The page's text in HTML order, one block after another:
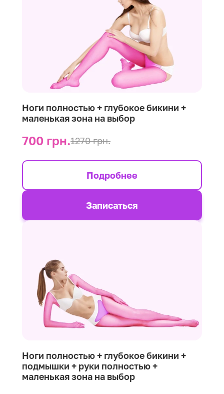
Ноги полностью + глубокое бикини +
маленькая зона на выбор
700 грн.1270 грн.
Подробнее
Записаться
Ноги полностью + глубокое бикини +
подмышки + руки полностью +
маленькая зона на выбор